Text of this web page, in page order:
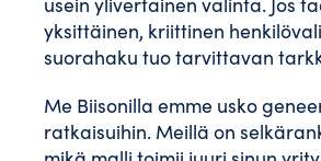
yksittäinen, kriittinen
suorahaku tuo tarvittavan
Me Biisonilla emme usko
ratkaisuihin. Meillä on